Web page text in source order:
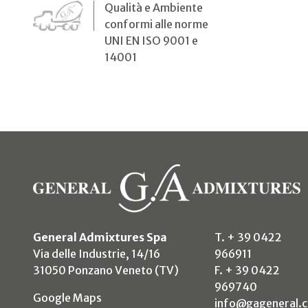
Qualità e Ambiente
conformi alle norme
UNI EN ISO 9001 e
14001
General Admixtures Spa
Via delle Industrie, 14/16
31050 Ponzano Veneto (TV)
Google Maps (si apre in un nuovo tab)
T. + 39 0422
966911
F. + 39 0422
969740